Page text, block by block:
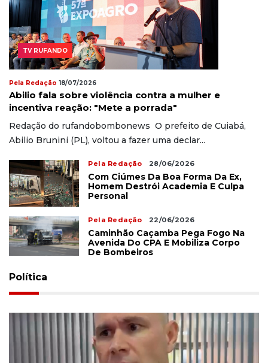
TV RUFANDO
Pela Redação 18/07/2026
Abilio fala sobre violência contra a mulher e
incentiva reação: "Mete a porrada"
Redação do rufandobombonews O prefeito de Cuiabá,
Abilio Brunini (PL), voltou a fazer uma declar...
Pela Redação 28/06/2026
Com Ciúmes Da Boa Forma Da Ex,
Homem Destrói Academia E Culpa
Personal
Pela Redação 22/06/2026
Caminhão Caçamba Pega Fogo Na
Avenida Do CPA E Mobiliza Corpo
De Bombeiros
Política